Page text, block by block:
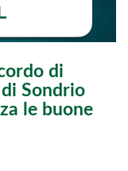
di
Sondrio
le buone